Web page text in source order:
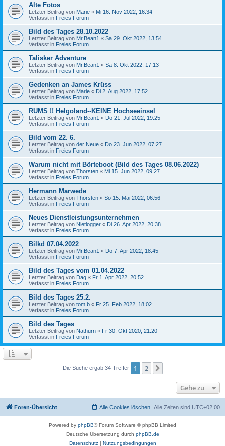
Alte Fotos
Letzter Beitrag von Marie « Mi 16. Nov 2022, 16:34
Verfasst in Freies Forum
Bild des Tages 28.10.2022
Letzter Beitrag von Mr.Bean1 « Sa 29. Okt 2022, 13:54
Verfasst in Freies Forum
Talisker Adventure
Letzter Beitrag von Mr.Bean1 « Sa 8. Okt 2022, 17:13
Verfasst in Freies Forum
Gedenken an James Krüss
Letzter Beitrag von Marie « Di 2. Aug 2022, 17:52
Verfasst in Freies Forum
RUMS !! Helgoland--KEINE Hochseeinsel
Letzter Beitrag von Mr.Bean1 « Do 21. Jul 2022, 19:25
Verfasst in Freies Forum
Bild vom 22. 6.
Letzter Beitrag von der Neue « Do 23. Jun 2022, 07:27
Verfasst in Freies Forum
Warum nicht mit Börteboot (Bild des Tages 08.06.2022)
Letzter Beitrag von Thorsten « Mi 15. Jun 2022, 09:27
Verfasst in Freies Forum
Hermann Marwede
Letzter Beitrag von Thorsten « So 15. Mai 2022, 06:56
Verfasst in Freies Forum
Neues Dienstleistungsunternehmen
Letzter Beitrag von Nietlogger « Di 26. Apr 2022, 20:38
Verfasst in Freies Forum
Bilkd 07.04.2022
Letzter Beitrag von Mr.Bean1 « Do 7. Apr 2022, 18:45
Verfasst in Freies Forum
Bild des Tages vom 01.04.2022
Letzter Beitrag von Dag « Fr 1. Apr 2022, 20:52
Verfasst in Freies Forum
Bild des Tages 25.2.
Letzter Beitrag von tom b « Fr 25. Feb 2022, 18:02
Verfasst in Freies Forum
Bild des Tages
Letzter Beitrag von Nathurn « Fr 30. Okt 2020, 21:20
Verfasst in Freies Forum
Die Suche ergab 34 Treffer 1 2
Gehe zu
Foren-Übersicht Alle Zeiten sind UTC+02:00
Alle Cookies löschen
Powered by phpBB® Forum Software © phpBB Limited
Deutsche Übersetzung durch phpBB.de
Datenschutz| Nutzungsbedingungen